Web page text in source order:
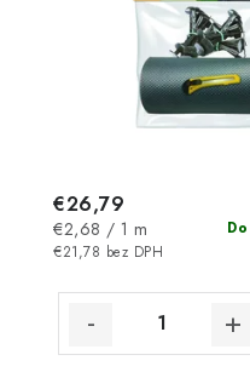
€21,78 bez DPH
€26,79
Jednotková
cena:
€2,68 / 1 m